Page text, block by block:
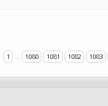
1 1080 1081 1082 1083